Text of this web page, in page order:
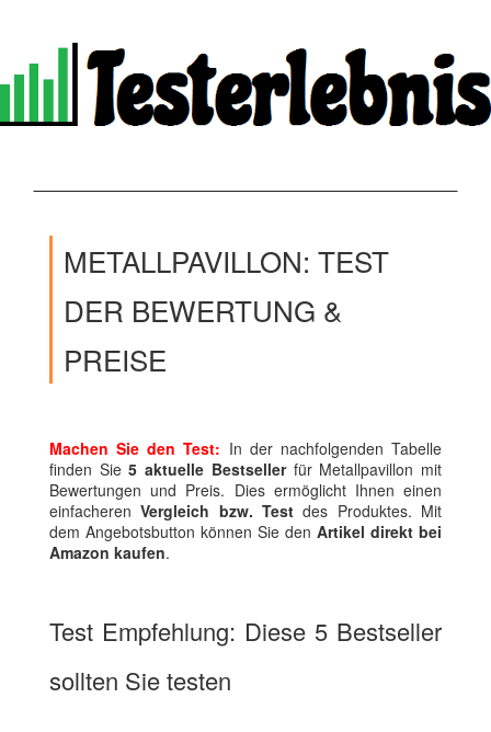
METALLPAVILLON: TEST
DER BEWERTUNG &
PREISE
Machen Sie den Test: In der nachfolgenden Tabelle
finden Sie5 aktuelle Bestsellerfür Metallpavillon mit
Bewertungen und Preis. Dies ermöglicht Ihnen einen
einfacherenVergleich bzw. Test des Produktes. Mit
dem Angebotsbutton können Sie den Artikel direkt bei
Amazon kaufen.
Test Empfehlung: Diese 5 Bestseller
sollten Sie testen